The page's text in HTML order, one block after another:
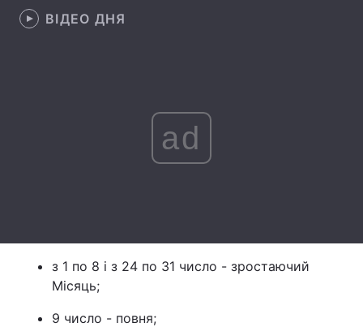
Тема оформлення
ВІДЕО ДНЯ
ad
з 1 по 8 і з 24 по 31 число - зростаючий
Місяць;
9 число - повня;